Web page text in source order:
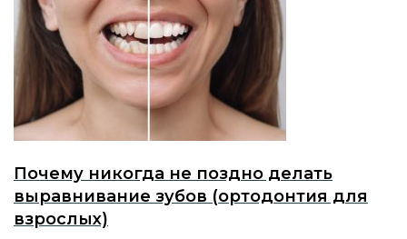
Почему никогда не поздно делать
выравнивание зубов (ортодонтия для
взрослых)